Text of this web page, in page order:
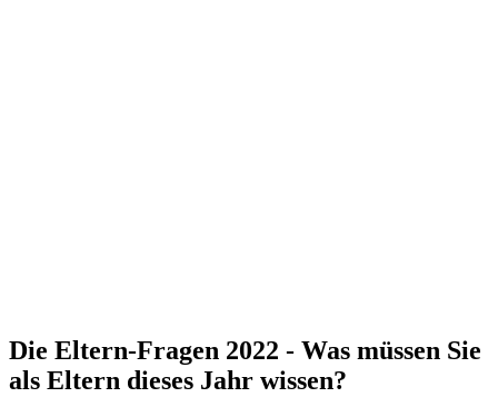
Die Eltern-Fragen 2022 - Was müssen Sie
als Eltern dieses Jahr wissen?